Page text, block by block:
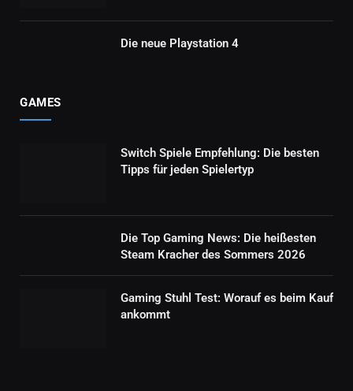
Die neue Playstation 4
GAMES
Switch Spiele Empfehlung: Die besten
Tipps für jeden Spielertyp
Die Top Gaming News: Die heißesten
Steam Kracher des Sommers 2026
Gaming Stuhl Test: Worauf es beim Kauf
ankommt